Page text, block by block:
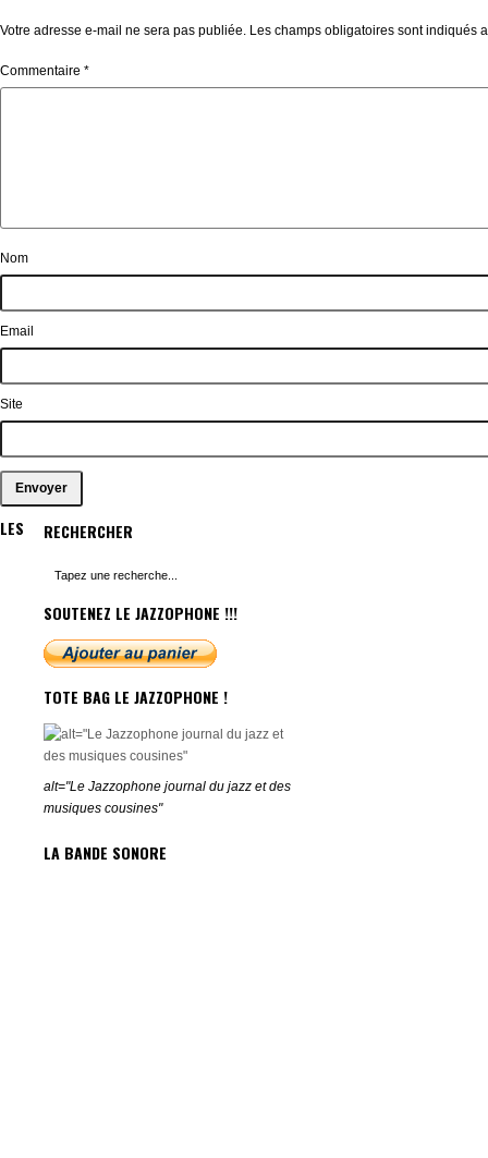
Votre adresse e-mail ne sera pas publiée. Les champs obligatoires sont indiqués
Commentaire *
Nom
Email
Site
RECHERCHER
SOUTENEZ LE JAZZOPHONE !!!
TOTE BAG LE JAZZOPHONE !
alt="Le Jazzophone journal du jazz et des
musiques cousines"
LA BANDE SONORE
LES